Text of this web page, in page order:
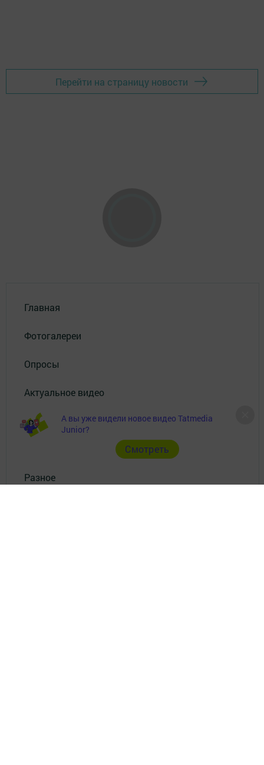
Перейти на страницу новости
Главная
Фотогалереи
Опросы
Актуальное видео
Видео
Разное
А вы уже видели новое видео Tatmedia
Junior?
Cмотреть